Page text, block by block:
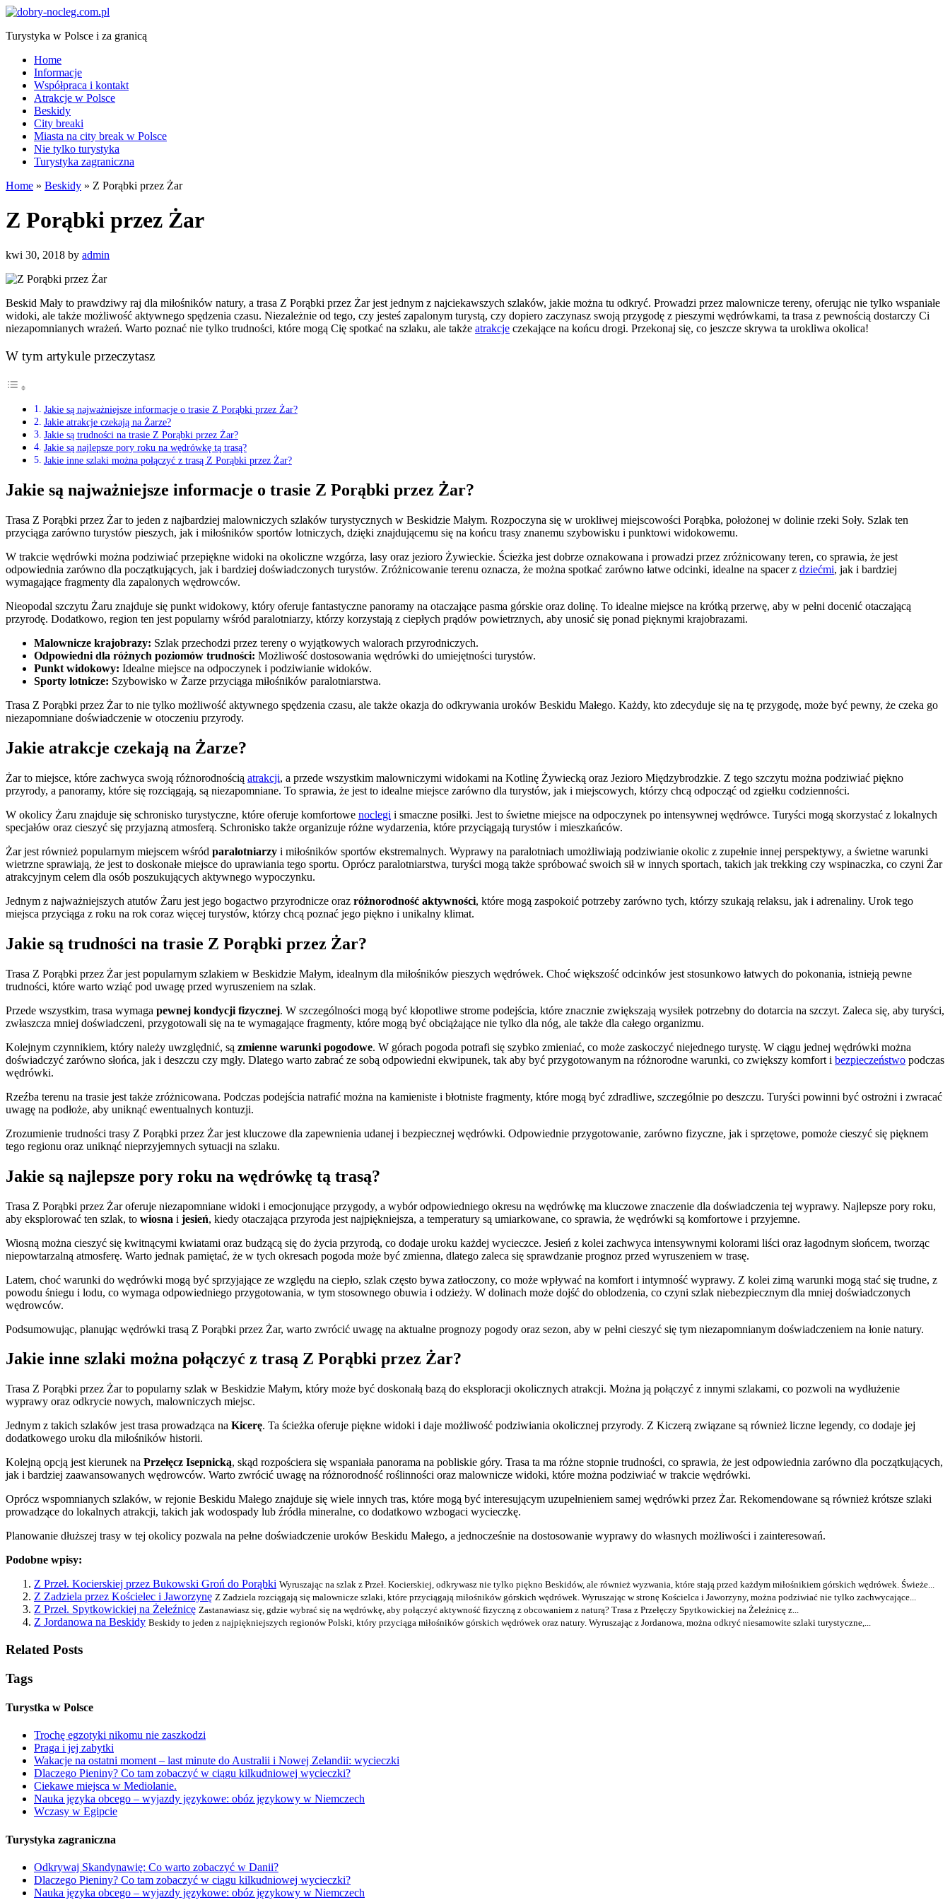
Turystyka w Polsce i za granicą
Home
Informacje
Współpraca i kontakt
Atrakcje w Polsce
Beskidy
City breaki
Miasta na city break w Polsce
Nie tylko turystyka
Turystyka zagraniczna
Home » Beskidy » Z Porąbki przez Żar
Z Porąbki przez Żar
kwi 30, 2018 by admin
Beskid Mały to prawdziwy raj dla miłośników natury, a trasa Z Porąbki przez Żar jest jednym z najciekawszych szlaków, jakie można tu odkryć. Prowadzi przez malownicze tereny, oferując nie tylko wspaniałe
widoki, ale także możliwość aktywnego spędzenia czasu. Niezależnie od tego, czy jesteś zapalonym turystą, czy dopiero zaczynasz swoją przygodę z pieszymi wędrówkami, ta trasa z pewnością dostarczy Ci
niezapomnianych wrażeń. Warto poznać nie tylko trudności, które mogą Cię spotkać na szlaku, ale także atrakcje czekające na końcu drogi. Przekonaj się, co jeszcze skrywa ta urokliwa okolica!
W tym artykule przeczytasz
Jakie są najważniejsze informacje o trasie Z Porąbki przez Żar?
Jakie atrakcje czekają na Żarze?
Jakie są trudności na trasie Z Porąbki przez Żar?
Jakie są najlepsze pory roku na wędrówkę tą trasą?
Jakie inne szlaki można połączyć z trasą Z Porąbki przez Żar?
Jakie są najważniejsze informacje o trasie Z Porąbki przez Żar?
Trasa Z Porąbki przez Żar to jeden z najbardziej malowniczych szlaków turystycznych w Beskidzie Małym. Rozpoczyna się w urokliwej miejscowości Porąbka, położonej w dolinie rzeki Soły. Szlak ten
przyciąga zarówno turystów pieszych, jak i miłośników sportów lotniczych, dzięki znajdującemu się na końcu trasy znanemu szybowisku i punktowi widokowemu.
W trakcie wędrówki można podziwiać przepiękne widoki na okoliczne wzgórza, lasy oraz jezioro Żywieckie. Ścieżka jest dobrze oznakowana i prowadzi przez zróżnicowany teren, co sprawia, że jest
odpowiednia zarówno dla początkujących, jak i bardziej doświadczonych turystów. Zróżnicowanie terenu oznacza, że można spotkać zarówno łatwe odcinki, idealne na spacer z dziećmi, jak i bardziej
wymagające fragmenty dla zapalonych wędrowców.
Nieopodal szczytu Żaru znajduje się punkt widokowy, który oferuje fantastyczne panoramy na otaczające pasma górskie oraz dolinę. To idealne miejsce na krótką przerwę, aby w pełni docenić otaczającą
przyrodę. Dodatkowo, region ten jest popularny wśród paralotniarzy, którzy korzystają z ciepłych prądów powietrznych, aby unosić się ponad pięknymi krajobrazami.
Malownicze krajobrazy: Szlak przechodzi przez tereny o wyjątkowych walorach przyrodniczych.
Odpowiedni dla różnych poziomów trudności: Możliwość dostosowania wędrówki do umiejętności turystów.
Punkt widokowy: Idealne miejsce na odpoczynek i podziwianie widoków.
Sporty lotnicze: Szybowisko w Żarze przyciąga miłośników paralotniarstwa.
Trasa Z Porąbki przez Żar to nie tylko możliwość aktywnego spędzenia czasu, ale także okazja do odkrywania uroków Beskidu Małego. Każdy, kto zdecyduje się na tę przygodę, może być pewny, że czeka go
niezapomniane doświadczenie w otoczeniu przyrody.
Jakie atrakcje czekają na Żarze?
Żar to miejsce, które zachwyca swoją różnorodnością atrakcji, a przede wszystkim malowniczymi widokami na Kotlinę Żywiecką oraz Jezioro Międzybrodzkie. Z tego szczytu można podziwiać piękno
przyrody, a panoramy, które się rozciągają, są niezapomniane. To sprawia, że jest to idealne miejsce zarówno dla turystów, jak i miejscowych, którzy chcą odpocząć od zgiełku codzienności.
W okolicy Żaru znajduje się schronisko turystyczne, które oferuje komfortowe noclegi i smaczne posiłki. Jest to świetne miejsce na odpoczynek po intensywnej wędrówce. Turyści mogą skorzystać z lokalnych
specjałów oraz cieszyć się przyjazną atmosferą. Schronisko także organizuje różne wydarzenia, które przyciągają turystów i mieszkańców.
Żar jest również popularnym miejscem wśród paralotniarzy i miłośników sportów ekstremalnych. Wyprawy na paralotniach umożliwiają podziwianie okolic z zupełnie innej perspektywy, a świetne warunki
wietrzne sprawiają, że jest to doskonałe miejsce do uprawiania tego sportu. Oprócz paralotniarstwa, turyści mogą także spróbować swoich sił w innych sportach, takich jak trekking czy wspinaczka, co czyni Żar
atrakcyjnym celem dla osób poszukujących aktywnego wypoczynku.
Jednym z najważniejszych atutów Żaru jest jego bogactwo przyrodnicze oraz różnorodność aktywności, które mogą zaspokoić potrzeby zarówno tych, którzy szukają relaksu, jak i adrenaliny. Urok tego
miejsca przyciąga z roku na rok coraz więcej turystów, którzy chcą poznać jego piękno i unikalny klimat.
Jakie są trudności na trasie Z Porąbki przez Żar?
Trasa Z Porąbki przez Żar jest popularnym szlakiem w Beskidzie Małym, idealnym dla miłośników pieszych wędrówek. Choć większość odcinków jest stosunkowo łatwych do pokonania, istnieją pewne
trudności, które warto wziąć pod uwagę przed wyruszeniem na szlak.
Przede wszystkim, trasa wymaga pewnej kondycji fizycznej. W szczególności mogą być kłopotliwe strome podejścia, które znacznie zwiększają wysiłek potrzebny do dotarcia na szczyt. Zaleca się, aby turyści,
zwłaszcza mniej doświadczeni, przygotowali się na te wymagające fragmenty, które mogą być obciążające nie tylko dla nóg, ale także dla całego organizmu.
Kolejnym czynnikiem, który należy uwzględnić, są zmienne warunki pogodowe. W górach pogoda potrafi się szybko zmieniać, co może zaskoczyć niejednego turystę. W ciągu jednej wędrówki można
doświadczyć zarówno słońca, jak i deszczu czy mgły. Dlatego warto zabrać ze sobą odpowiedni ekwipunek, tak aby być przygotowanym na różnorodne warunki, co zwiększy komfort i bezpieczeństwo podczas
wędrówki.
Rzeźba terenu na trasie jest także zróżnicowana. Podczas podejścia natrafić można na kamieniste i błotniste fragmenty, które mogą być zdradliwe, szczególnie po deszczu. Turyści powinni być ostrożni i zwracać
uwagę na podłoże, aby uniknąć ewentualnych kontuzji.
Zrozumienie trudności trasy Z Porąbki przez Żar jest kluczowe dla zapewnienia udanej i bezpiecznej wędrówki. Odpowiednie przygotowanie, zarówno fizyczne, jak i sprzętowe, pomoże cieszyć się pięknem
tego regionu oraz uniknąć nieprzyjemnych sytuacji na szlaku.
Jakie są najlepsze pory roku na wędrówkę tą trasą?
Trasa Z Porąbki przez Żar oferuje niezapomniane widoki i emocjonujące przygody, a wybór odpowiedniego okresu na wędrówkę ma kluczowe znaczenie dla doświadczenia tej wyprawy. Najlepsze pory roku,
aby eksplorować ten szlak, to wiosna i jesień, kiedy otaczająca przyroda jest najpiękniejsza, a temperatury są umiarkowane, co sprawia, że wędrówki są komfortowe i przyjemne.
Wiosną można cieszyć się kwitnącymi kwiatami oraz budzącą się do życia przyrodą, co dodaje uroku każdej wycieczce. Jesień z kolei zachwyca intensywnymi kolorami liści oraz łagodnym słońcem, tworząc
niepowtarzalną atmosferę. Warto jednak pamiętać, że w tych okresach pogoda może być zmienna, dlatego zaleca się sprawdzanie prognoz przed wyruszeniem w trasę.
Latem, choć warunki do wędrówki mogą być sprzyjające ze względu na ciepło, szlak często bywa zatłoczony, co może wpływać na komfort i intymność wyprawy. Z kolei zimą warunki mogą stać się trudne, z
powodu śniegu i lodu, co wymaga odpowiedniego przygotowania, w tym stosownego obuwia i odzieży. W dolinach może dojść do oblodzenia, co czyni szlak niebezpiecznym dla mniej doświadczonych
wędrowców.
Podsumowując, planując wędrówki trasą Z Porąbki przez Żar, warto zwrócić uwagę na aktualne prognozy pogody oraz sezon, aby w pełni cieszyć się tym niezapomnianym doświadczeniem na łonie natury.
Jakie inne szlaki można połączyć z trasą Z Porąbki przez Żar?
Trasa Z Porąbki przez Żar to popularny szlak w Beskidzie Małym, który może być doskonałą bazą do eksploracji okolicznych atrakcji. Można ją połączyć z innymi szlakami, co pozwoli na wydłużenie
wyprawy oraz odkrycie nowych, malowniczych miejsc.
Jednym z takich szlaków jest trasa prowadząca na Kicerę. Ta ścieżka oferuje piękne widoki i daje możliwość podziwiania okolicznej przyrody. Z Kiczerą związane są również liczne legendy, co dodaje jej
dodatkowego uroku dla miłośników historii.
Kolejną opcją jest kierunek na Przełęcz Isepnicką, skąd rozpościera się wspaniała panorama na pobliskie góry. Trasa ta ma różne stopnie trudności, co sprawia, że jest odpowiednia zarówno dla początkujących,
jak i bardziej zaawansowanych wędrowców. Warto zwrócić uwagę na różnorodność roślinności oraz malownicze widoki, które można podziwiać w trakcie wędrówki.
Oprócz wspomnianych szlaków, w rejonie Beskidu Małego znajduje się wiele innych tras, które mogą być interesującym uzupełnieniem samej wędrówki przez Żar. Rekomendowane są również krótsze szlaki
prowadzące do lokalnych atrakcji, takich jak wodospady lub źródła mineralne, co dodatkowo wzbogaci wycieczkę.
Planowanie dłuższej trasy w tej okolicy pozwala na pełne doświadczenie uroków Beskidu Małego, a jednocześnie na dostosowanie wyprawy do własnych możliwości i zainteresowań.
Podobne wpisy:
Z Przeł. Kocierskiej przez Bukowski Groń do Porąbki Wyruszając na szlak z Przeł. Kocierskiej, odkrywasz nie tylko piękno Beskidów, ale również wyzwania, które stają przed każdym miłośnikiem górskich wędrówek. Świeże...
Z Zadziela przez Kościelec i Jaworzynę Z Zadziela rozciągają się malownicze szlaki, które przyciągają miłośników górskich wędrówek. Wyruszając w stronę Kościelca i Jaworzyny, można podziwiać nie tylko zachwycające...
Z Przeł. Spytkowickiej na Żeleźnicę Zastanawiasz się, gdzie wybrać się na wędrówkę, aby połączyć aktywność fizyczną z obcowaniem z naturą? Trasa z Przełęczy Spytkowickiej na Żeleźnicę z...
Z Jordanowa na Beskidy Beskidy to jeden z najpiękniejszych regionów Polski, który przyciąga miłośników górskich wędrówek oraz natury. Wyruszając z Jordanowa, można odkryć niesamowite szlaki turystyczne,...
Related Posts
Tags
Turystka w Polsce
Trochę egzotyki nikomu nie zaszkodzi
Praga i jej zabytki
Wakacje na ostatni moment – last minute do Australii i Nowej Zelandii: wycieczki
Dlaczego Pieniny? Co tam zobaczyć w ciągu kilkudniowej wycieczki?
Ciekawe miejsca w Mediolanie.
Nauka języka obcego – wyjazdy językowe: obóz językowy w Niemczech
Wczasy w Egipcie
Turystyka zagraniczna
Odkrywaj Skandynawię: Co warto zobaczyć w Danii?
Dlaczego Pieniny? Co tam zobaczyć w ciągu kilkudniowej wycieczki?
Nauka języka obcego – wyjazdy językowe: obóz językowy w Niemczech